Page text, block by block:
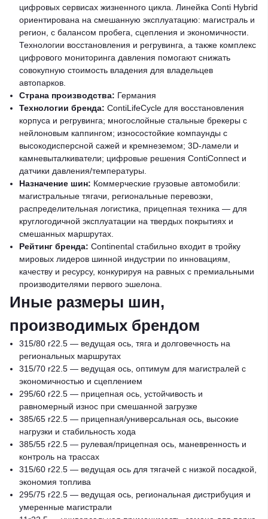
цифровых сервисах жизненного цикла. Линейка Conti Hybrid
ориентирована на смешанную эксплуатацию: магистраль и
регион, с балансом пробега, сцепления и экономичности.
Технологии восстановления и регрувинга, а также комплекс
цифрового мониторинга давления помогают снижать
совокупную стоимость владения для владельцев
автопарков.
Страна производства: Германия
Технологии бренда: ContiLifeCycle для восстановления
корпуса и регрувинга; многослойные стальные брекеры с
нейлоновым каппингом; износостойкие компаунды с
высокодисперсной сажей и кремнеземом; 3D-ламели и
камневыталкиватели; цифровые решения ContiConnect и
датчики давления/температуры.
Назначение шин: Коммерческие грузовые автомобили:
магистральные тягачи, региональные перевозки,
распределительная логистика, прицепная техника — для
круглогодичной эксплуатации на твердых покрытиях и
смешанных маршрутах.
Рейтинг бренда: Continental стабильно входит в тройку
мировых лидеров шинной индустрии по инновациям,
качеству и ресурсу, конкурируя на равных с премиальными
производителями первого эшелона.
Иные размеры шин,
производимых брендом
315/80 r22.5 — ведущая ось, тяга и долговечность на
региональных маршрутах
315/70 r22.5 — ведущая ось, оптимум для магистралей с
экономичностью и сцеплением
295/60 r22.5 — прицепная ось, устойчивость и
равномерный износ при смешанной загрузке
385/65 r22.5 — прицепная/универсальная ось, высокие
нагрузки и стабильность хода
385/55 r22.5 — рулевая/прицепная ось, маневренность и
контроль на трассах
315/60 r22.5 — ведущая ось для тягачей с низкой посадкой,
экономия топлива
295/75 r22.5 — ведущая ось, региональная дистрибуция и
умеренные магистрали